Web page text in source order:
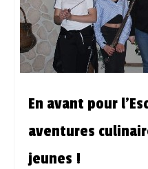
LE SOUTIEN SCOLAIRE
Le CNED
L’UPS
Actualités
Jeunesse
Espace Numérique
En avant pour
aventures
jeunes !